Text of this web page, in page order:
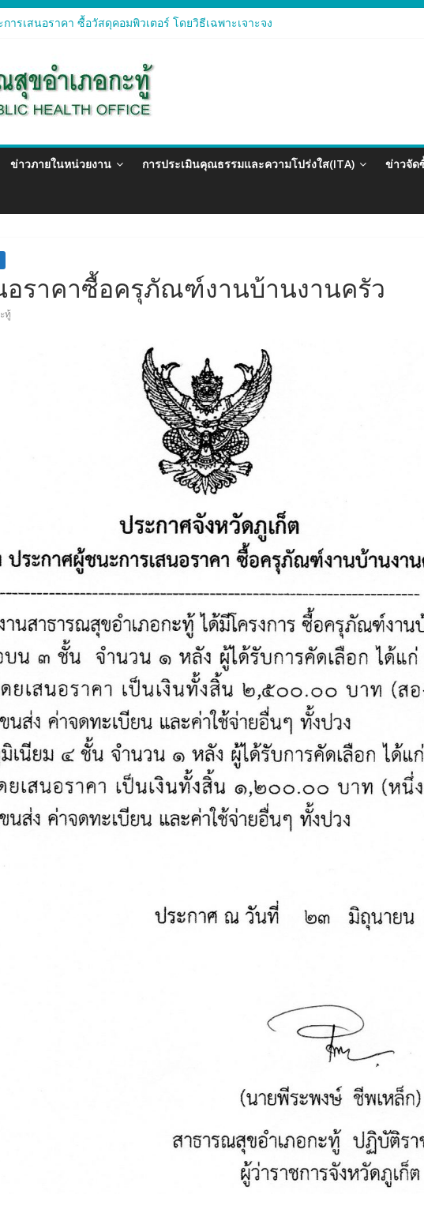
ารเสนอราคา ซื้อวัสดุคอมพิวเตอร์ โดยวิธีเฉพาะเจาะจง
ารเสนอรา ซื้อวัสดุงานบ้านงานครัว โดยวิธีเฉพาะเจาะจง
ารเสนอราคา ซื้อวัสดุสำนักงาน โดยวิธีเฉพาะเจาะจง
ข่าวภายในหน่วยงาน การประเมินคุณธรรมและความโปร่งใส(ITA) ข่าวจัด
อราคาซื้อครุภัณฑ์งานบ้านงานครัว
ทู้